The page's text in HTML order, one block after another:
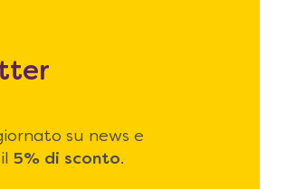
su news e
5% di sconto.